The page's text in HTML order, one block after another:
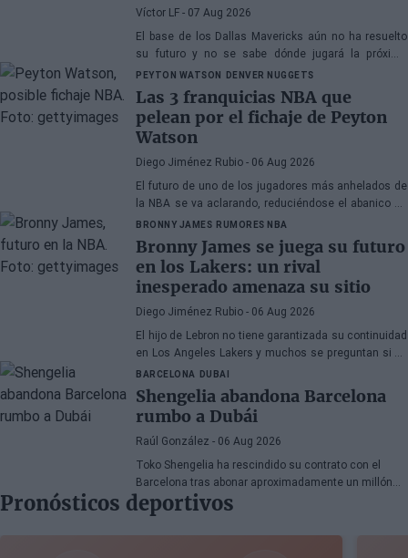
Víctor LF - 07 Aug 2026
El base de los Dallas Mavericks aún no ha resuelto
su futuro y no se sabe dónde jugará la próxima
temporada
PEYTON WATSON DENVER NUGGETS
Las 3 franquicias NBA que
pelean por el fichaje de Peyton
Watson
Diego Jiménez Rubio - 06 Aug 2026
El futuro de uno de los jugadores más anhelados de
la NBA se va aclarando, reduciéndose el abanico de
franquicias candidatas a tres.
BRONNY JAMES RUMORES NBA
Bronny James se juega su futuro
en los Lakers: un rival
inesperado amenaza su sitio
Diego Jiménez Rubio - 06 Aug 2026
El hijo de Lebron no tiene garantizada su continuidad
en Los Angeles Lakers y muchos se preguntan si ha
hecho méritos para seguir en la NBA.
BARCELONA DUBAI
Shengelia abandona Barcelona
rumbo a Dubái
Raúl González - 06 Aug 2026
Toko Shengelia ha rescindido su contrato con el
Barcelona tras abonar aproximadamente un millón
de euros y se ha comprometido con el Dubái para la
temporada 2026-27. El alero georgiano completó una
única campaña azulgrana en la que disputó 78
Pronósticos deportivos